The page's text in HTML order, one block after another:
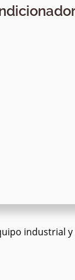
industrial